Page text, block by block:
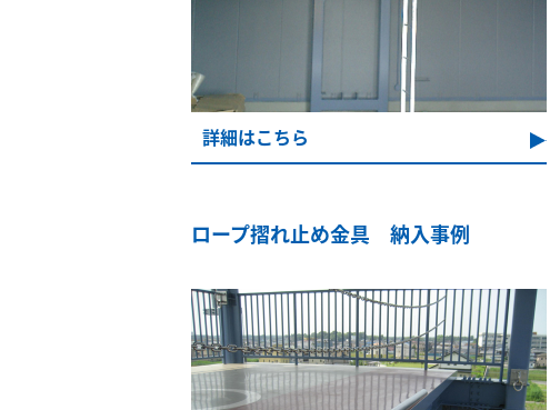
詳細はこちら
ロープ摺れ止め金具 納入事例